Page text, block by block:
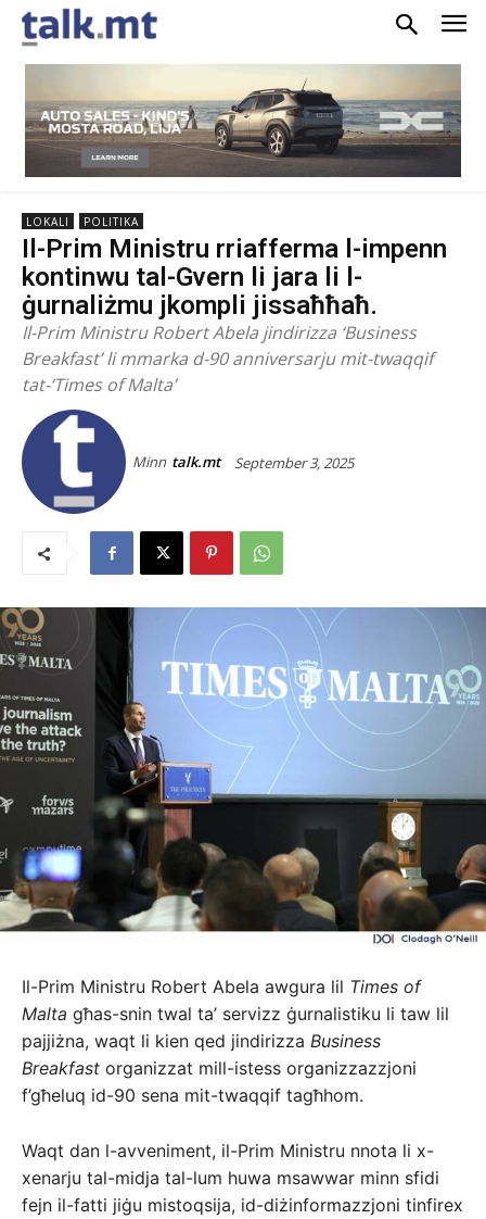
LOKALI POLITIKA
Il-Prim Ministru rriafferma l-impenn
kontinwu tal-Gvern li jara li l-
ġurnaliżmu jkompli jissaħħaħ.
Il-Prim Ministru Robert Abela jindirizza ‘Business
Breakfast’ li mmarka d-90 anniversarju mit-twaqqif
tat-‘Times of Malta’
Minn talk.mt September 3, 2025
Il-Prim Ministru Robert Abela awgura lil Times of
Malta għas-snin twal ta’ servizz ġurnalistiku li taw lil
pajjiżna, waqt li kien qed jindirizza Business
Breakfast organizzat mill-istess organizzazzjoni
f’għeluq id-90 sena mit-twaqqif tagħhom.
Waqt dan l-avveniment, il-Prim Ministru nnota li x-
xenarju tal-midja tal-lum huwa msawwar minn sfidi
fejn il-fatti jiġu mistoqsija, id-diżinformazzjoni tinfirex